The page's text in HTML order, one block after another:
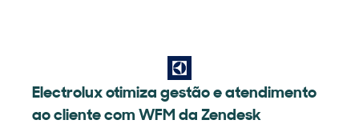
Electrolux otimiza gestão e atendimento
ao cliente com WFM da Zendesk